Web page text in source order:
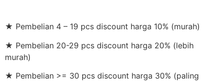
★ Pembelian 4 – 19 pcs discount harga 10% (murah)
★ Pembelian 20-29 pcs discount harga 20% (lebih
murah)
★ Pembelian >= 30 pcs discount harga 30% (paling